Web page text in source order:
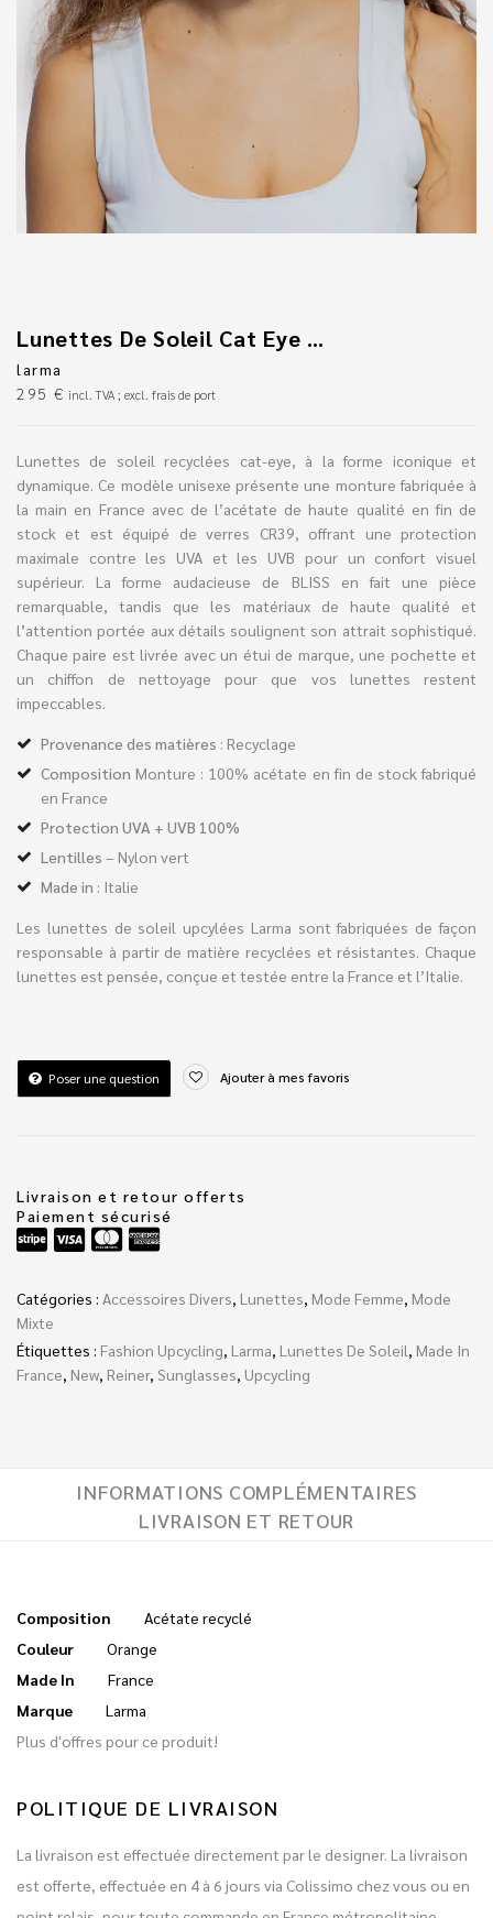
Lunettes De Soleil Cat Eye Unisexe
larma
295 € incl. TVA ; excl. frais de port
Lunettes de soleil recyclées cat-eye, à la forme iconique et
dynamique. Ce modèle unisexe présente une monture fabriquée à
la main en France avec de l’acétate de haute qualité en fin de
stock et est équipé de verres CR39, offrant une protection
maximale contre les UVA et les UVB pour un confort visuel
supérieur. La forme audacieuse de BLISS en fait une pièce
remarquable, tandis que les matériaux de haute qualité et
l’attention portée aux détails soulignent son attrait sophistiqué.
Chaque paire est livrée avec un étui de marque, une pochette et
un chiffon de nettoyage pour que vos lunettes restent
impeccables.
Provenance des matières : Recyclage
Composition Monture : 100% acétate en fin de stock fabriqué
en France
Protection UVA + UVB 100%
Lentilles – Nylon vert
Made in : Italie
Les lunettes de soleil upcylées Larma sont fabriquées de façon
responsable à partir de matière recyclées et résistantes. Chaque
lunettes est pensée, conçue et testée entre la France et l’Italie.
Poser une question Ajouter à mes favoris
Livraison et retour offerts
Paiement sécurisé
Catégories : Accessoires Divers Lunettes Mode Femme Mode
Mixte
Étiquettes : Fashion Upcycling Larma Lunettes De Soleil Made In
France New Reiner, Sunglasses Upcycling
INFORMATIONS COMPLÉMENTAIRES
LIVRAISON ET RETOUR
Composition
Acétate recyclé
Couleur
Orange
Made In
France
Marque
Larma
Plus d'offres pour ce produit!
POLITIQUE DE LIVRAISON
La livraison est effectuée directement par le designer. La livraison
est offerte, effectuée en 4 à 6 jours via Colissimo chez vous ou en